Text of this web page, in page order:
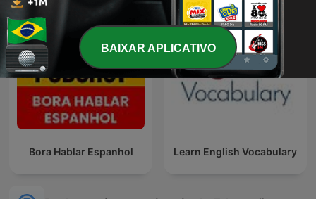
Bora Hablar Espanhol Learn English Vocabulary
BAIXAR APLICATIVO